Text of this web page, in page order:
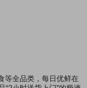
等全品类，每日优鲜在